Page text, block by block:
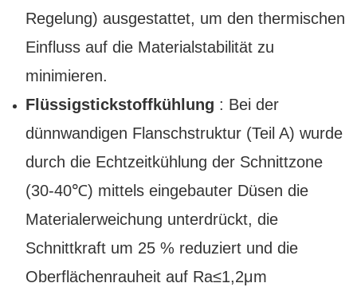
Regelung) ausgestattet, um den thermischen
Einfluss auf die Materialstabilität zu
minimieren.
Flüssigstickstoffkühlung : Bei der
dünnwandigen Flanschstruktur (Teil A) wurde
durch die Echtzeitkühlung der Schnittzone
(30-40℃) mittels eingebauter Düsen die
Materialerweichung unterdrückt, die
Schnittkraft um 25 % reduziert und die
Oberflächenrauheit auf Ra≤1,2μm